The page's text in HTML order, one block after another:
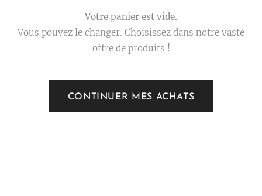
Votre panier est vide.
Vous pouvez le changer. Choisissez dans notre vaste
offre de produits !
CONTINUER MES ACHATS